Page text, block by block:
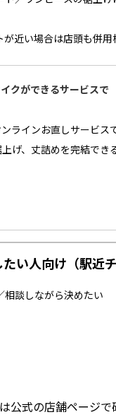
近い場合は店頭も併用
クができるサービスで
ラインお直しサービス
げ、丈詰めを完結でき
い人向け（駅近チ
相談しながら決めたい
公式の店舗ページで